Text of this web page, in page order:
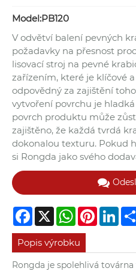
Model:PB120
V odvětví balení pevných
požadavky na přesnost
lisovací stroj na pevné
zařízením, které je klíčové
odpovědný za zajištění
vytvoření povrchu je
povrch produktu může
zajištěno, že každá tvrdá
dokonalou texturu. Pokud
si Rongda jako svého
Facebook
X WhatsApp
Pinterest
Popis výrobku
Rongda je spolehlivá